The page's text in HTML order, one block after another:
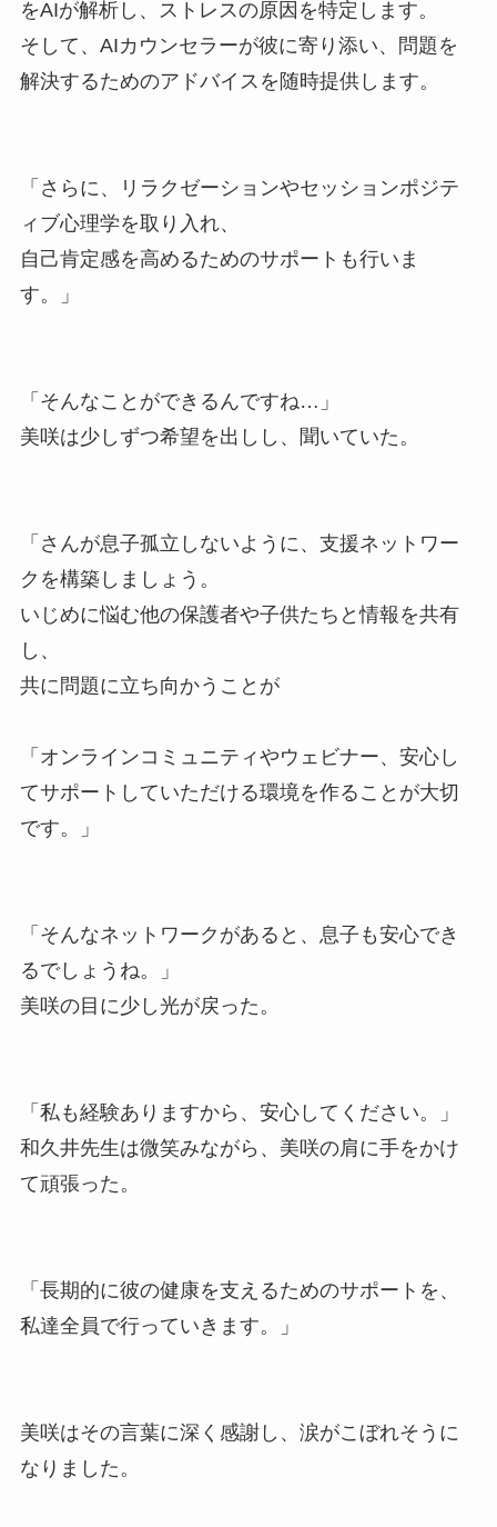
をAIが解析し、ストレスの原因を特定します。
そして、AIカウンセラーが彼に寄り添い、問題を
解決するためのアドバイスを随時提供します。
「さらに、リラクゼーションやセッションポジテ
ィブ心理学を取り入れ、
自己肯定感を高めるためのサポートも行いま
す。」
「そんなことができるんですね…」
美咲は少しずつ希望を出しし、聞いていた。
「さんが息子孤立しないように、支援ネットワー
クを構築しましょう。
いじめに悩む他の保護者や子供たちと情報を共有
し、
共に問題に立ち向かうことが
「オンラインコミュニティやウェビナー、安心し
てサポートしていただける環境を作ることが大切
です。」
「そんなネットワークがあると、息子も安心でき
るでしょうね。」
美咲の目に少し光が戻った。
「私も経験ありますから、安心してください。」
和久井先生は微笑みながら、美咲の肩に手をかけ
て頑張った。
「長期的に彼の健康を支えるためのサポートを、
私達全員で行っていきます。」
美咲はその言葉に深く感謝し、涙がこぼれそうに
なりました。